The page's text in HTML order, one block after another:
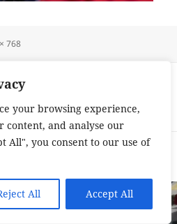
your browsing experience,
content, and analyse our
All", you consent to our use of
All Accept All
768
ohne Finther